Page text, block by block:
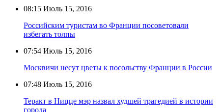
08:15 Июль 15, 2016
Российским туристам во Франции посоветовали
избегать толпы
07:54 Июль 15, 2016
Москвичи несут цветы к посольству Франции в России
07:48 Июль 15, 2016
Теракт в Ницце мэр назвал худшей трагедией в истории
города